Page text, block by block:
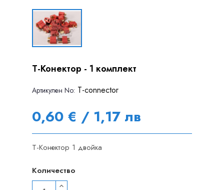
Т-Конектор - 1 комплект
Артикулен Nо: T-connector
0,60 € / 1,17 лв
T-Конектор 1 двойка
Количество